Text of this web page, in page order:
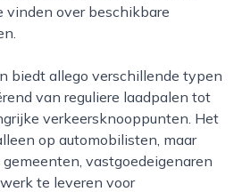
vinden over beschikbare
van reguliere laadpalen tot
verkeersknooppunten. Het
op automobilisten, maar
vastgoedeigenaren
te leveren voor